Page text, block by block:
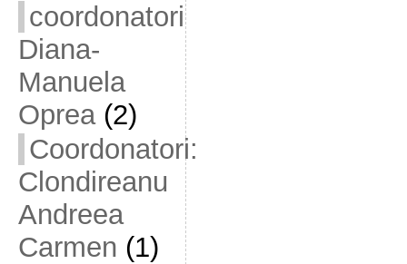
coordonatori
Diana-
Manuela
Oprea(2)
Coordonatori:
Clondireanu
Andreea
Carmen (1)